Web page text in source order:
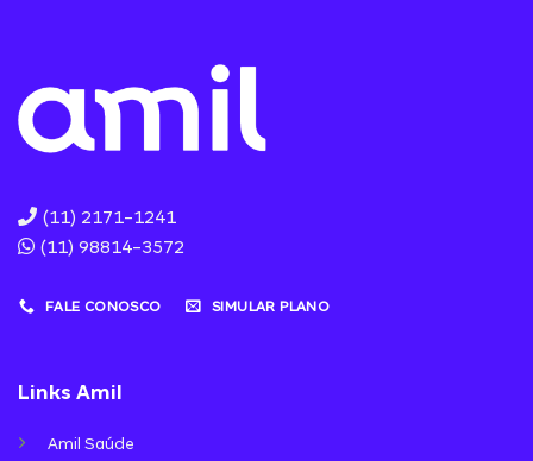
(11) 2171-1241
(11) 98814-3572
FALE CONOSCO SIMULAR PLANO
Links Amil
Amil Saúde